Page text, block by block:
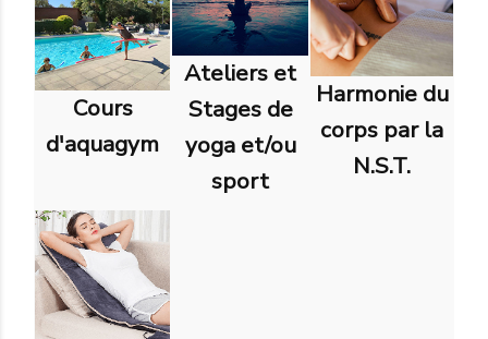
Cours
d'aquagym
Ateliers et
Stages de
yoga et/ou
sport
Harmonie du
corps par la
N.S.T.